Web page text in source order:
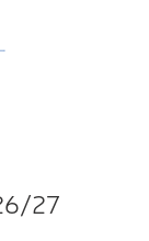
27